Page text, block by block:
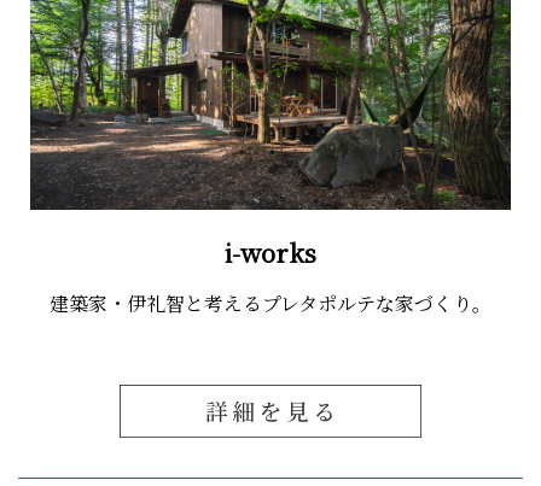
i-works
建築家・伊礼智と考えるプレタポルテな家づくり。